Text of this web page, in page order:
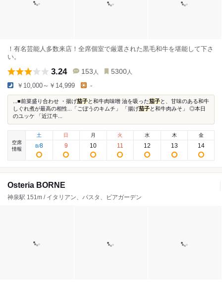
！有名芸能人多数来店！全席個室で厳選された黒毛和牛を堪能して下さ
い。
3.24 153 人 5300 人
￥10,000～￥14,999 -
...■前菜盛り合わせ ・揚げ茄子と和牛肉味噌 油を吸った茄子と、甘味のある和牛
しぐれ煮が最高の相性...「ごぼうのキムチ」 「揚げ茄子と和牛肉みそ」 ◎本日
のユッケ 「近江牛...
空席
情報
土
8/8
日
9
月
10
火
11
水
12
木
13
金
14
Osteria BORNE
神泉駅 151m / イタリアン、パスタ、ビアガーデン